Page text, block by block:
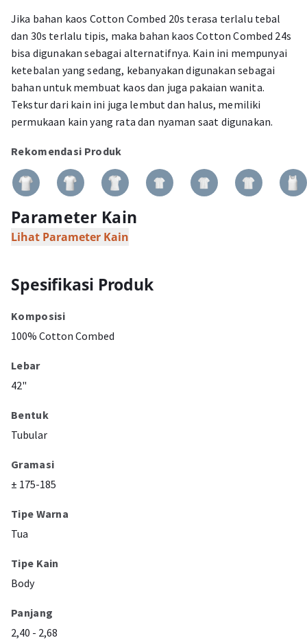
Jika bahan kaos Cotton Combed 20s terasa terlalu tebal
dan 30s terlalu tipis, maka bahan kaos Cotton Combed 24s
bisa digunakan sebagai alternatifnya. Kain ini mempunyai
ketebalan yang sedang, kebanyakan digunakan sebagai
bahan untuk membuat kaos dan juga pakaian wanita.
Tekstur dari kain ini juga lembut dan halus, memiliki
permukaan kain yang rata dan nyaman saat digunakan.
Rekomendasi Produk
Parameter Kain
Lihat Parameter Kain
Spesifikasi Produk
Komposisi
100% Cotton Combed
Lebar
42"
Bentuk
Tubular
Gramasi
± 175-185
Tipe Warna
Tua
Tipe Kain
Body
Panjang
2,40 - 2,68